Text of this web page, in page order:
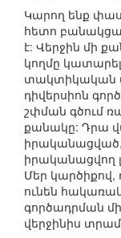
Կարող ենք
հետո
է: Վերջին մի
կողմը
տակտիկական
դիվերսիոն
շփման գծում
քանակը: Դրա
իրականացվող
Մեր
ունեն
գործադրման
վերջինիս